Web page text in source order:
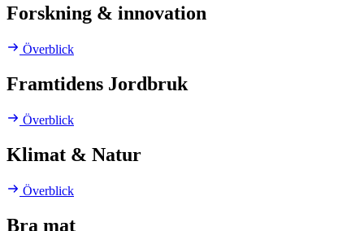
Forskning & innovation
Överblick
Framtidens Jordbruk
Överblick
Klimat & Natur
Överblick
Bra mat